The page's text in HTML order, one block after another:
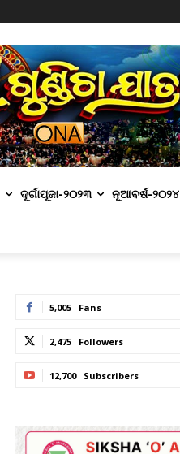
ଦୂର୍ଗାପୂଜା-୨୦୨୩ ନୂଆବର୍ଷ-୨୦୨୪
5,005 Fans
2,475 Followers
12,700 Subscribers